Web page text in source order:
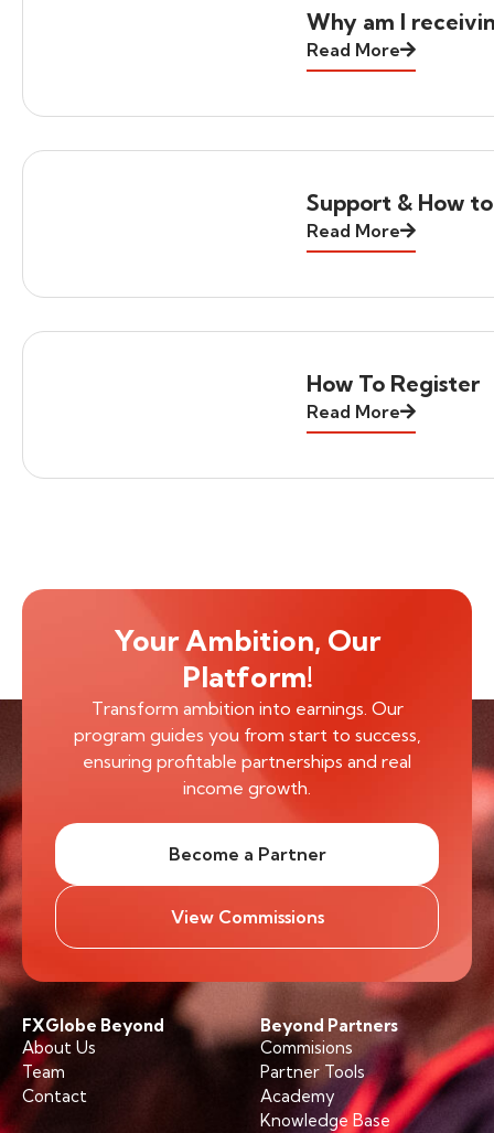
Why am I
Read More
Support & How
Read More
How To Register
Read More
Your Ambition, Our
Platform!
Transform ambition into earnings. Our
program guides you from start to success,
ensuring profitable partnerships and real
income growth.
Become a Partner
View Commissions
FXGlobe Beyond
About Us
Team
Contact
Beyond Partners
Commisions
Partner Tools
Academy
Knowledge Base